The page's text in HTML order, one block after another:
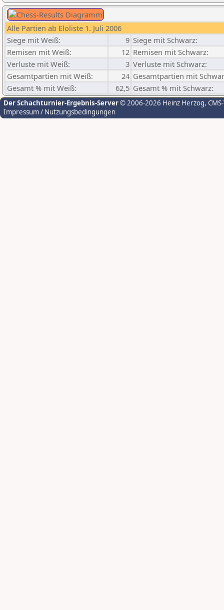
Alle Partien ab Eloliste 1. Juli 2006
Siege mit Weiß:
9 Siege mit Schwarz:
Remisen mit Weiß:
12 Remisen mit Schwarz:
Verluste mit Weiß:
3 Verluste mit Schwarz:
Gesamtpartien mit Weiß:
24 Gesamtpartien mit
Gesamt % mit Weiß:
62,5 Gesamt % mit Schwarz:
Der Schachturnier-Ergebnis-Server© 2006-2026 Heinz Herzog,
Impressum / Nutzungsbedingungen